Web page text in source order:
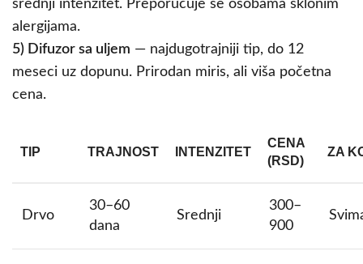
srednji intenzitet. Preporučuje se osobama sklonim
alergijama.
5) Difuzor sa uljem — najdugotrajniji tip, do 12
meseci uz dopunu. Prirodan miris, ali viša početna
cena.
TIP TRAJNOST INTENZITET
CENA
(RSD)
ZA
Drvo
30–60
dana
Srednji
300–
900